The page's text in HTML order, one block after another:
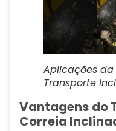
Aplicações
Transporte
Vantagens do
Correia